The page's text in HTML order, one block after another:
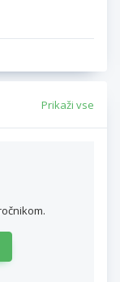
Prikaži vse